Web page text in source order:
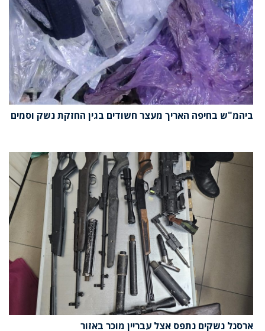
ביהמ"ש בחיפה האריך מעצר חשודים בגין החזקת נשק וסמים
ארסנל נשקים נתפס אצל עבריין מוכר באזור